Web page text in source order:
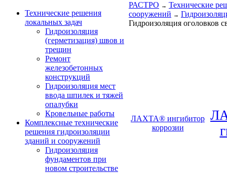
Технические решения
локальных задач
Гидроизоляция
(герметизация) швов и
трещин
Ремонт
железобетонных
конструкций
Гидроизоляция мест
ввода шпилек и тяжей
опалубки
Кровельные работы
Комплексные технические
решения гидроизоляции
зданий и сооружений
Гидроизоляция
фундаментов при
новом строительстве
РАСТРО → Технические
сооружений →
Гидроизоляция оголовков
ЛАХТА® ингибитор
коррозии